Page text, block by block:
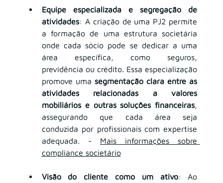
Equipe especializada e segregação de
atividades: A criação de uma PJ2 permite
a formação de uma estrutura societária
onde cada sócio pode se dedicar a uma
área específica, como seguros,
previdência ou crédito. Essa especialização
promove uma segmentação clara entre as
atividades relacionadas a valores
mobiliários e outras soluções financeiras,
assegurando que cada área seja
conduzida por profissionais com expertise
adequada. - Mais informações sobre
compliance societário
Visão do cliente como um ativo: Ao